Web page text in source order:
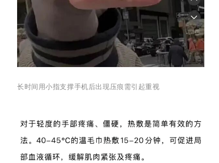
长时间用小指支撑手机后出现压痕需引起重视